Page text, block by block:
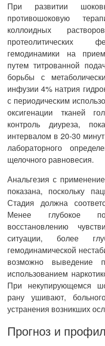
При развитии
противошоковую
коллоидных
протеолитических
гемодинамики на
путем титрованной
борьбы с
инфузии 4% натрия
с периодическим
оксигенации тканей
контроль диуреза,
интервалом в 20-30
лабораторного
щелочного равновесия.
Анальгезия с
показана, поскольку
Стадия должна
Менее глубокое
восстановлению
ситуации, более
гемодинамической
возможно
использованием
При некупирующемся
рану ушивают,
устранения возникших
Прогноз и